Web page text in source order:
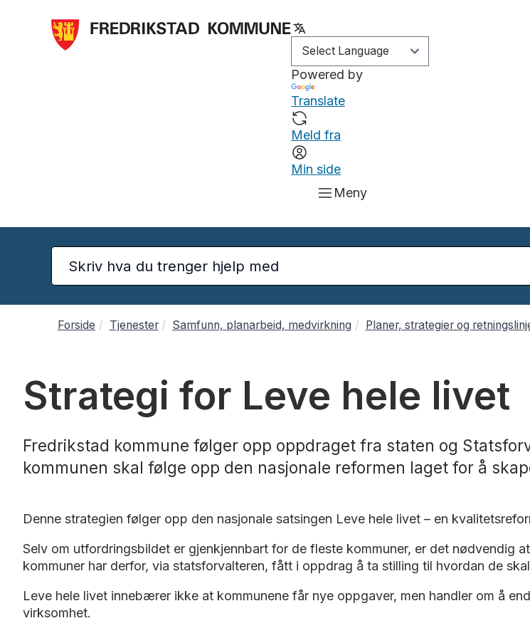
Powered by
Translate
Meld fra
Min side
Meny
Forside Tjenester Samfunn, planarbeid, medvirkning Planer, strategier og
Strategi for Leve hele livet
Fredrikstad kommune følger opp oppdraget fra staten og
kommunen skal følge opp den nasjonale reformen laget for å
Denne strategien følger opp den nasjonale satsingen Leve hele livet – en
Selv om utfordringsbildet er gjenkjennbart for de fleste kommuner, er det nødvendig
kommuner har derfor, via statsforvalteren, fått i oppdrag å ta stilling til hvordan de
Leve hele livet innebærer ikke at kommunene får nye oppgaver, men handler om å
virksomhet.